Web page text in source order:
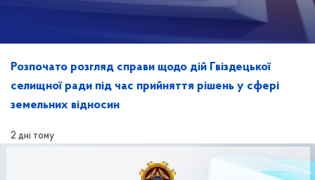
Розпочато розгляд справи щодо дій Гвіздецької
селищної ради під час прийняття рішень у сфері
земельних відносин
2 дні тому